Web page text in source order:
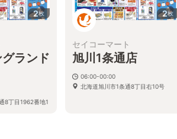
2枚
ランド
8丁目1962番地1
2枚
セイコーマート
旭川1条通店
06:00-00:00
北海道旭川市1条通8丁目右10号